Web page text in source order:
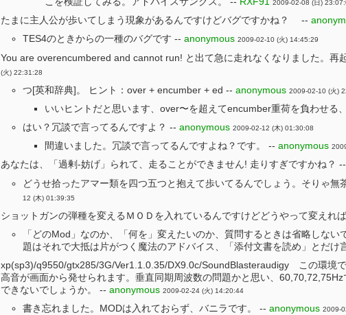
2009-02-08 (日)
たまに主人公が歩いてしまう現象があるんですけどバグですかね？ --
TES4のときからの一種のバグです -- anonymous 2009-02-10 (火) 14:45:29
You are overencumbered and cannot run! と出て急に走れなくなりました。再
(火) 22:31:28
つ[英和辞典]。 ヒント：over + encumber + ed -- anonymous 2009-02-10 (火)
いいヒントだと思います、over〜を超えてencumber重荷を負わせる
はい？冗談で言ってるんですよ？ -- anonymous 2009-02-12 (木) 01:30:08
間違いました。冗談で言ってるんですよね？です。 -- anonymous
あなたは、「過剰-妨げ」られて、走ることができません! 走りすぎですかね？ --
どうせ拾ったアマー類を四つ五つと抱えて歩いてるんでしょう。そりゃ
12 (木) 01:39:35
ショットガンの弾種を変えるＭＯＤを入れているんですけどどうやって変えれ
「どのMod」なのか、「何を」変えたいのか、質問するときは省略しな
題はそれで大抵は片がつく魔法のアドバイス、「添付文書を読め」とだけ
xp(sp3)/q9550/gtx285/3G/Ver1.1.0.35/DX9.0c/SoundBlasteraudigy この環境
高音が画面から発せられます。垂直同期周波数の問題かと思い、
できないでしょうか。 -- anonymous 2009-02-24 (火) 14:20:44
書き忘れました。MODは入れておらず、バニラです。 -- anonymous 2009-